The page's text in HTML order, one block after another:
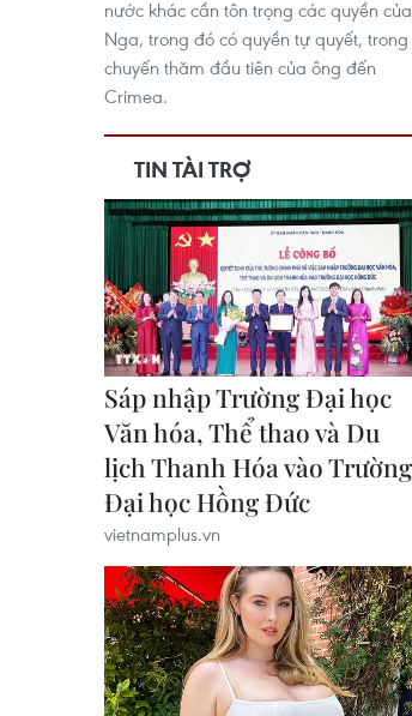
nước khác cần tôn trọng các quyền của
Nga, trong đó có quyền tự quyết, trong
chuyến thăm đầu tiên của ông đến
Crimea.